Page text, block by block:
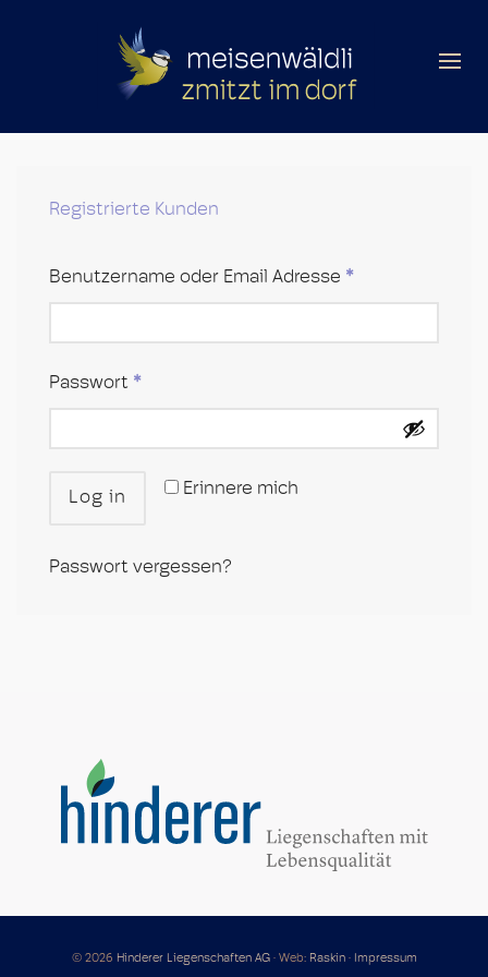
Registrierte Kunden
Benutzername oder Email Adresse *
Passwort *
Erinnere mich
Log in
Passwort vergessen?
© 2026 Hinderer Liegenschaften AG· Web: Raskin· Impressum